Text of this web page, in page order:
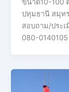
ขนาด10-100
ปทุมธานี สมุท
สอบถาม/ประ
080-